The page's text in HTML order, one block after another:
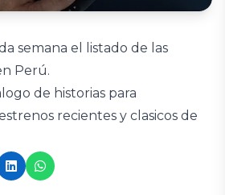
semana el listado de las
Perú.
de historias para
recientes y clasicos de